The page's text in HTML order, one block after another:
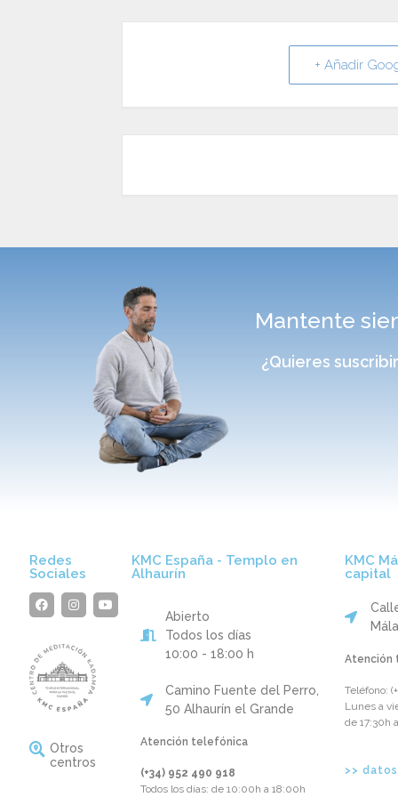
+ Añadir
Mantente
¿Quieres
Redes
Sociales
Otros
centros
KMC España - Templo en
Alhaurín
Abierto
Todos los días
10:00 - 18:00 h
Camino Fuente del Perro,
50 Alhaurín el Grande
Atención telefónica
(+34) 952 490 918‬
Todos los días: de 10:00h a 18:00h
KMC
capital
Atención
Teléfono:
Lunes a
de 17:30h
>>